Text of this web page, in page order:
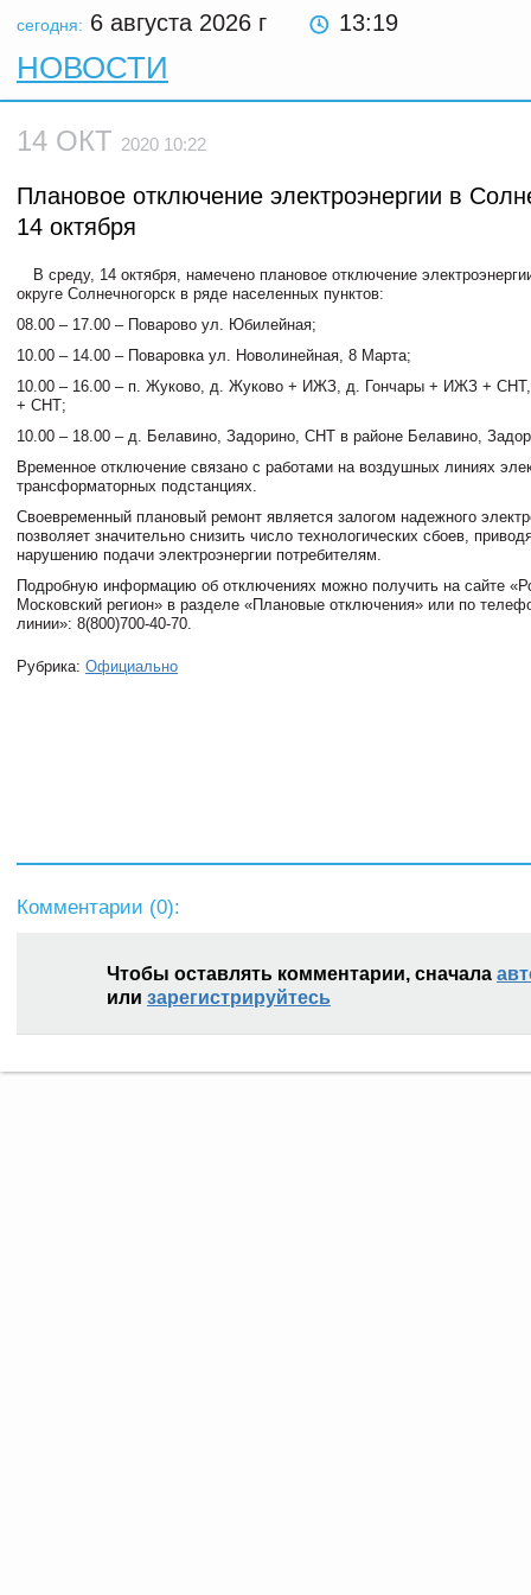
сегодня: 6 августа 2026 г 13:19
НОВОСТИ
14 ОКТ 2020 10:22
Плановое отключение электроэнергии в
14 октября
В среду, 14 октября, намечено плановое отключение
округе Солнечногорск в ряде населенных пунктов:
08.00 – 17.00 – Поварово ул. Юбилейная;
10.00 – 14.00 – Поваровка ул. Новолинейная, 8 Марта;
10.00 – 16.00 – п. Жуково, д. Жуково + ИЖЗ, д. Гончары + ИЖЗ +
+ СНТ;
10.00 – 18.00 – д. Белавино, Задорино, СНТ в районе Белавино,
Временное отключение связано с работами на воздушных линиях
трансформаторных подстанциях.
Своевременный плановый ремонт является залогом надежного
позволяет значительно снизить число технологических сбоев,
нарушению подачи электроэнергии потребителям.
Подробную информацию об отключениях можно получить на сайте
Московский регион» в разделе «Плановые отключения» или по
линии»: 8(800)700-40-70.
Рубрика: Официально
Комментарии (0):
Чтобы оставлять комментарии, сначала
или зарегистрируйтесь